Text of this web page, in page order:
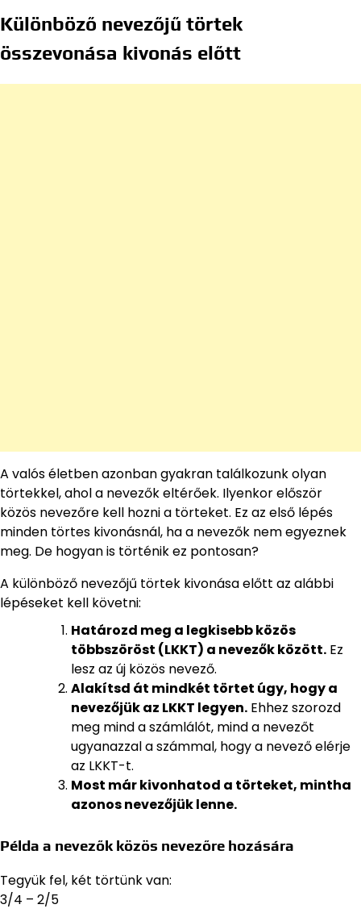
Különböző nevezőjű törtek
összevonása kivonás előtt
A valós életben azonban gyakran találkozunk olyan
törtekkel, ahol a nevezők eltérőek. Ilyenkor először
közös nevezőre kell hozni a törteket. Ez az első lépés
minden törtes kivonásnál, ha a nevezők nem egyeznek
meg. De hogyan is történik ez pontosan?
A különböző nevezőjű törtek kivonása előtt az alábbi
lépéseket kell követni:
Határozd meg a legkisebb közös
többszöröst (LKKT) a nevezők között. Ez
lesz az új közös nevező.
Alakítsd át mindkét törtet úgy, hogy a
nevezőjük az LKKT legyen. Ehhez szorozd
meg mind a számlálót, mind a nevezőt
ugyanazzal a számmal, hogy a nevező elérje
az LKKT-t.
Most már kivonhatod a törteket, mintha
azonos nevezőjük lenne.
Példa a nevezők közös nevezőre hozására
Tegyük fel, két törtünk van:
3/4 – 2/5